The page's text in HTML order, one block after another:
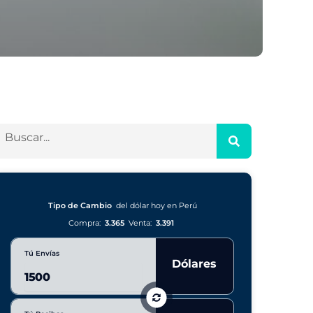
Tipo de Cambio del dólar hoy en Perú
Compra: 3.365 Venta: 3.391
Tú Envías
Dólares